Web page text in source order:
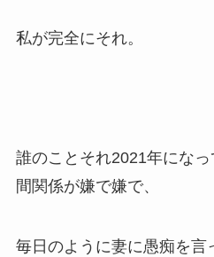
私が完全にそれ。
誰のことそれ2021年にな
間関係が嫌で嫌で、
毎日のように妻に愚痴を言